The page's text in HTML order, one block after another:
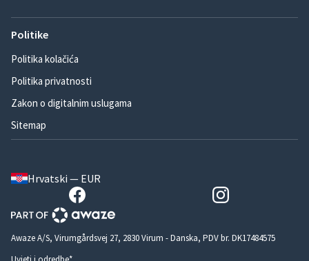
Politike
Politika kolačića
Politika privatnosti
Zakon o digitalnim uslugama
Sitemap
Hrvatski — EUR
Awaze A/S, Virumgårdsvej 27, 2830 Virum - Danska, PDV br. DK17484575